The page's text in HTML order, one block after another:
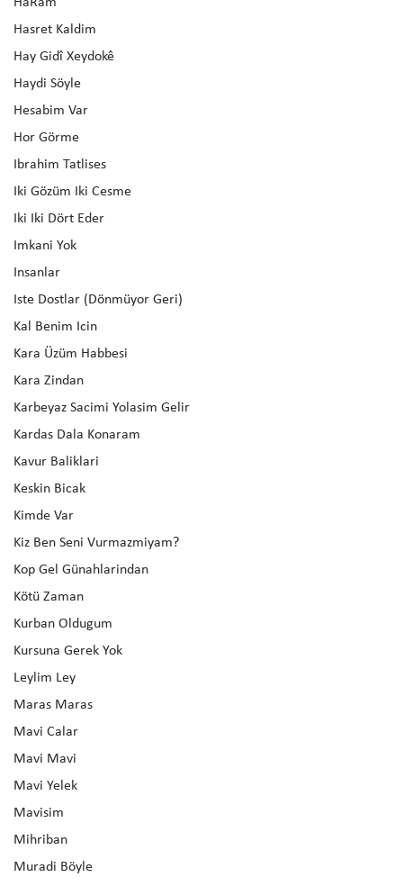
Hasret Kaldim
Hay Gidî Xeydokê
Haydi Söyle
Hesabim Var
Hor Görme
Ibrahim Tatlises
Iki Gözüm Iki Cesme
Iki Iki Dört Eder
Imkani Yok
Insanlar
Iste Dostlar (Dönmüyor Geri)
Kal Benim Icin
Kara Üzüm Habbesi
Kara Zindan
Karbeyaz Sacimi Yolasim Gelir
Kardas Dala Konaram
Kavur Baliklari
Keskin Bicak
Kimde Var
Kiz Ben Seni Vurmazmiyam?
Kop Gel Günahlarindan
Kötü Zaman
Kurban Oldugum
Kursuna Gerek Yok
Leylim Ley
Maras Maras
Mavi Calar
Mavi Mavi
Mavi Yelek
Mavisim
Mihriban
Muradi Böyle